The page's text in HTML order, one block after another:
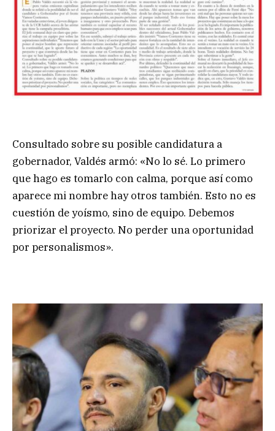
Consultado sobre su posible candidatura a
gobernador, Valdés armó: «No lo sé. Lo primero
que hago es tomarlo con calma, porque así como
aparece mi nombre hay otros también. Esto no es
cuestión de yoísmo, sino de equipo. Debemos
priorizar el proyecto. No perder una oportunidad
por personalismos».